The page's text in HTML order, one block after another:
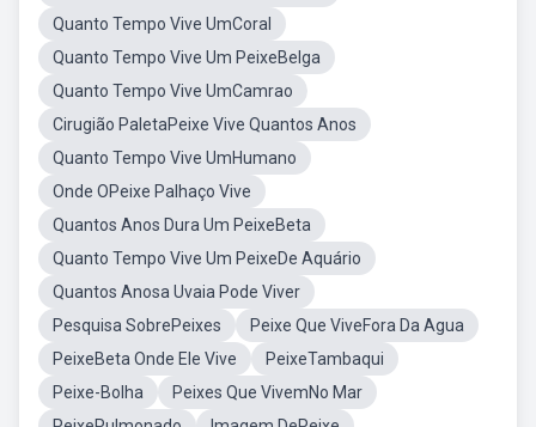
Quanto Tempo Vive UmCoral
Quanto Tempo Vive Um PeixeBelga
Quanto Tempo Vive UmCamrao
Cirugião PaletaPeixe Vive Quantos Anos
Quanto Tempo Vive UmHumano
Onde OPeixe Palhaço Vive
Quantos Anos Dura Um PeixeBeta
Quanto Tempo Vive Um PeixeDe Aquário
Quantos Anosa Uvaia Pode Viver
Pesquisa SobrePeixes
Peixe Que ViveFora Da Agua
PeixeBeta Onde Ele Vive
PeixeTambaqui
Peixe-Bolha
Peixes Que VivemNo Mar